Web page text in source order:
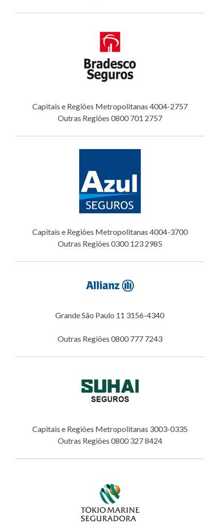
Capitais e Regiões Metropolitanas 4004-2757
Outras Regiões 0800 701 2757
Capitais e Regiões Metropolitanas 4004-3700
Outras Regiões 0300 123 2985
Grande São Paulo 11 3156-4340
Outras Regiões 0800 777 7243
Capitais e Regiões Metropolitanas 3003-0335
Outras Regiões 0800 327 8424